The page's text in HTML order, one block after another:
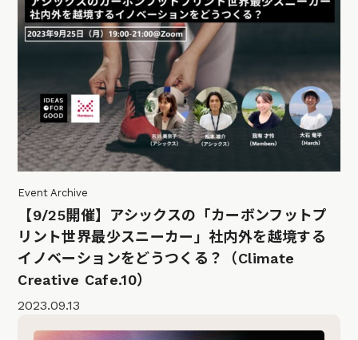
Event Archive
【9/25開催】アシックスの「カーボンフットプ
リント世界最少スニーカー」社内外を越境する
イノベーションをどうつくる？（Climate
Creative Cafe.10）
2023.09.13